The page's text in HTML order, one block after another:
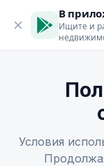
В
Ищите и
Условия